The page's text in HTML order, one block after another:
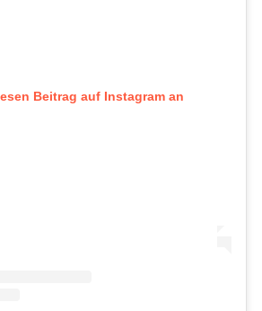
Beitrag auf Instagram an